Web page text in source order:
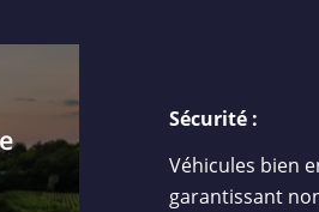
Sécurité :
Véhicules bien
garantissant